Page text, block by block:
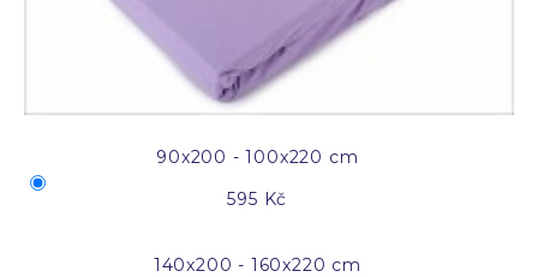
90x200 - 100x220 cm
595 Kč
140x200 - 160x220 cm